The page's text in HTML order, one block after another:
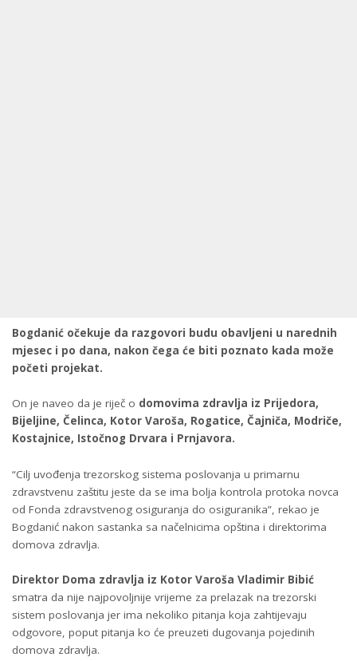
Bogdanić očekuje da razgovori budu obavljeni u narednih
mjesec i po dana, nakon čega će biti poznato kada može
početi projekat.
On je naveo da je riječ o domovima zdravlja iz Prijedora,
Bijeljine, Čelinca, Kotor Varoša, Rogatice, Čajniča, Modriče,
Kostajnice, Istočnog Drvara i Prnjavora.
“Cilj uvođenja trezorskog sistema poslovanja u primarnu
zdravstvenu zaštitu jeste da se ima bolja kontrola protoka novca
od Fonda zdravstvenog osiguranja do osiguranika”, rekao je
Bogdanić nakon sastanka sa načelnicima opština i direktorima
domova zdravlja.
Direktor Doma zdravlja iz Kotor Varoša Vladimir Bibić
smatra da nije najpovoljnije vrijeme za prelazak na trezorski
sistem poslovanja jer ima nekoliko pitanja koja zahtijevaju
odgovore, poput pitanja ko će preuzeti dugovanja pojedinih
domova zdravlja.